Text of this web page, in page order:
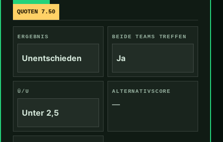
QUOTEN 7.50
ERGEBNIS
Unentschieden
BEIDE TEAMS TREFFEN
Ja
Ü/U
Unter 2,5
ALTERNATIVSCORE
—